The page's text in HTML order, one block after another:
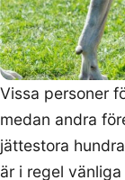
Vissa personer
medan andra
jättestora
är i regel